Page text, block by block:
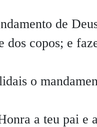
de
dos copos; e
o
a teu pai e